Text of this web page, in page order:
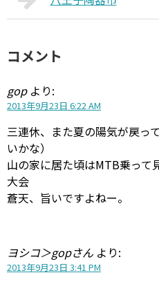
コメント
gop より:
2013年9月23日 6:22 AM
三連休、また夏の陽気が戻っ
いかな）
山の家に居た頃はMTB乗って
大会
蒼天、旨いですよねー。
ヨシコ＞gopさん より:
2013年9月23日 3:41 PM